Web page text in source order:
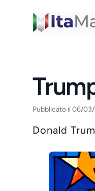
ItaMagazine
Pubblicato il 06/
Donald